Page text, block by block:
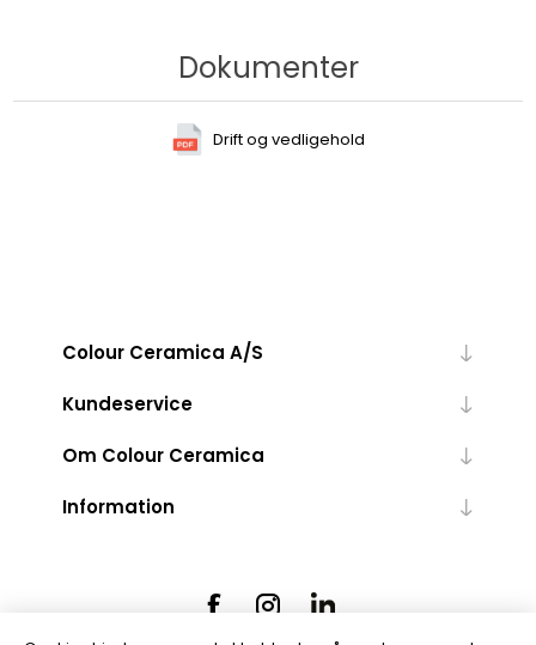
Dokumenter
Drift og vedligehold
Colour Ceramica A/S
Kundeservice
Om Colour Ceramica
Information